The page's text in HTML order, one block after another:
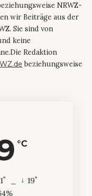
NRWZ-
wir Beiträge aus der
Sie sind von
keine
Redaktion
beziehungsweise
°C
° 19°